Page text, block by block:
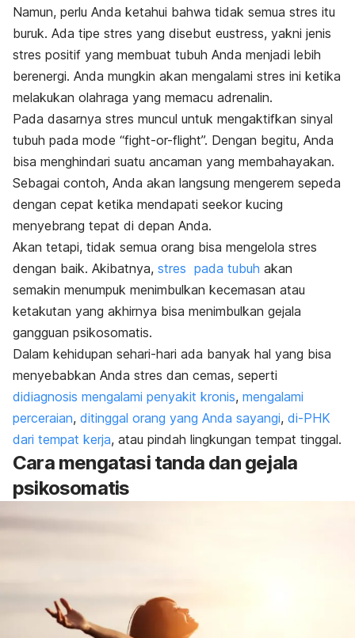
Namun, perlu Anda ketahui bahwa tidak semua stres itu
buruk. Ada tipe stres yang disebut eustress, yakni jenis
stres positif yang membuat tubuh Anda menjadi lebih
berenergi. Anda mungkin akan mengalami stres ini ketika
melakukan olahraga yang memacu adrenalin.
Pada dasarnya stres muncul untuk mengaktifkan sinyal
tubuh pada mode “fight-or-flight”. Dengan begitu, Anda
bisa menghindari suatu ancaman yang membahayakan.
Sebagai contoh, Anda akan langsung mengerem sepeda
dengan cepat ketika mendapati seekor kucing
menyebrang tepat di depan Anda.
Akan tetapi, tidak semua orang bisa mengelola stres
dengan baik. Akibatnya, stres pada tubuh akan
semakin menumpuk menimbulkan kecemasan atau
ketakutan yang akhirnya bisa menimbulkan gejala
gangguan psikosomatis.
Dalam kehidupan sehari-hari ada banyak hal yang bisa
menyebabkan Anda stres dan cemas, seperti
didiagnosis mengalami penyakit kronis, mengalami
perceraian, ditinggal orang yang Anda sayangi, di-PHK
dari tempat kerja, atau pindah lingkungan tempat tinggal.
Cara mengatasi tanda dan gejala
psikosomatis